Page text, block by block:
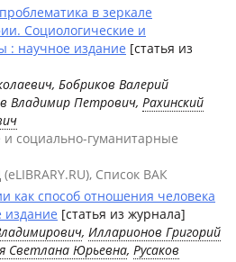
в зеркале
Социологические и
: научное издание [статья из
Бобриков Валерий
Владимир Петрович, Рахинский
социально-гуманитарные
Список ВАК
как способ отношения человека
[статья из журнала]
, Илларионов Григорий
Светлана Юрьевна, Русаков